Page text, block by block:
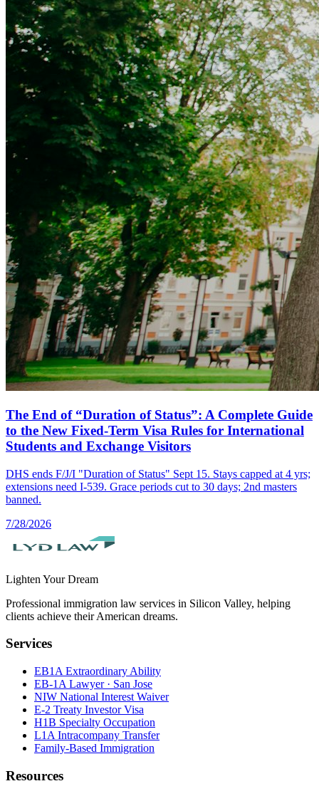
The End of “Duration of Status”: A Complete Guide
to the New Fixed-Term Visa Rules for International
Students and Exchange Visitors
DHS ends F/J/I "Duration of Status" Sept 15. Stays capped at 4 yrs;
extensions need I-539. Grace periods cut to 30 days; 2nd masters
banned.
7/28/2026
Lighten Your Dream
Professional immigration law services in Silicon Valley, helping
clients achieve their American dreams.
Services
EB1A Extraordinary Ability
EB-1A Lawyer · San Jose
NIW National Interest Waiver
E-2 Treaty Investor Visa
H1B Specialty Occupation
L1A Intracompany Transfer
Family-Based Immigration
Resources